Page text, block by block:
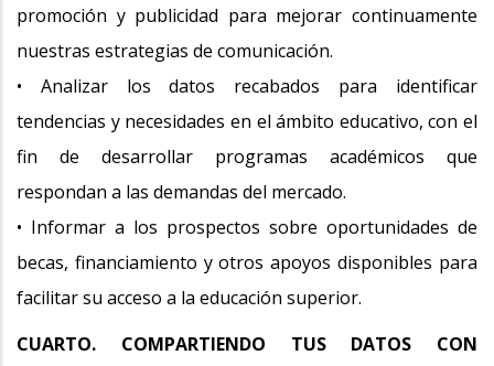
promoción y publicidad para mejorar continuamente
nuestras estrategias de comunicación.
• Analizar los datos recabados para identificar
tendencias y necesidades en el ámbito educativo, con el
fin de desarrollar programas académicos que
respondan a las demandas del mercado.
• Informar a los prospectos sobre oportunidades de
becas, financiamiento y otros apoyos disponibles para
facilitar su acceso a la educación superior.
CUARTO. COMPARTIENDO TUS DATOS CON